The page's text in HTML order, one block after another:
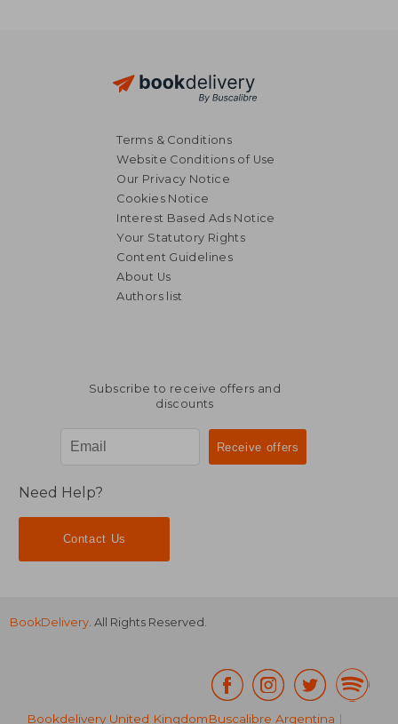
Terms & Conditions
Website Conditions of Use
Our Privacy Notice
Cookies Notice
Interest Based Ads Notice
Your Statutory Rights
Content Guidelines
About Us
Authors list
Subscribe to receive offers and
discounts
Need Help?
Contact Us
BookDelivery . All Rights Reserved.
Bookdelivery United KingdomBuscalibre Argentina |